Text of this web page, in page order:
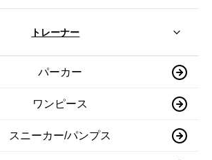
トレーナー
パーカー
ワンピース
スニーカー/パンプス